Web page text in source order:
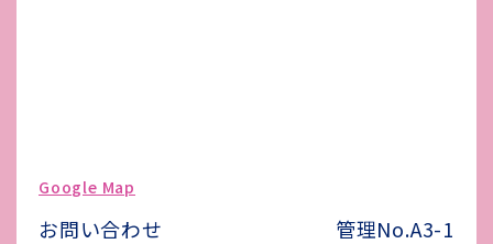
Google Map
お問い合わせ 管理No.A3-1